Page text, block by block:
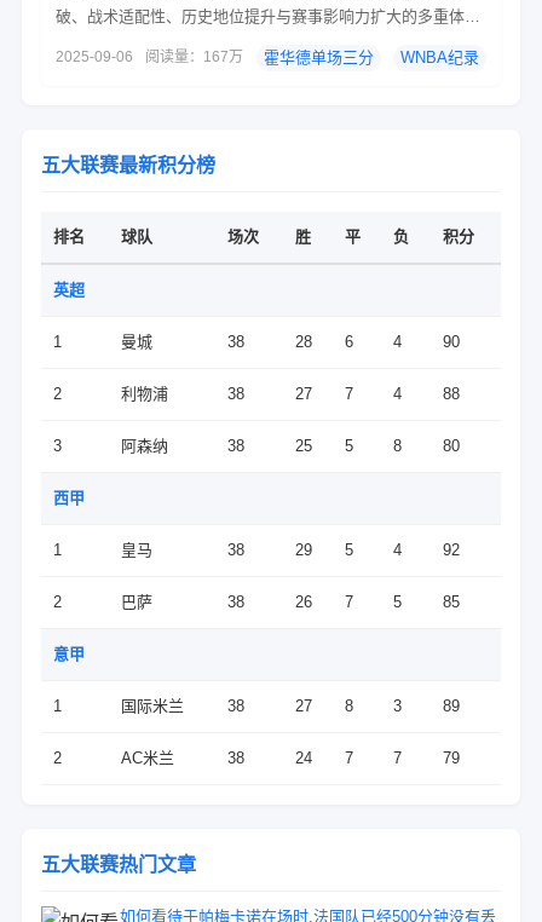
破、战术适配性、历史地位提升与赛事影响力扩大的多重体
士”到“三分狙击手”的进化投射效率的质变霍华德此役三分球17
2025-09-06 阅读量：167万 霍华德单场三分 WNBA纪录
五大联赛最新积分榜
排名 球队 场次 胜 平 负 积分
英超
1 曼城 38 28 6 4 90
2 利物浦 38 27 7 4 88
3 阿森纳 38 25 5 8 80
西甲
1 皇马 38 29 5 4 92
2 巴萨 38 26 7 5 85
意甲
1 国际米兰 38 27 8 3 89
2 AC米兰 38 24 7 7 79
五大联赛热门文章
如何看待于帕梅卡诺在场时,法国队已经500分钟没有丢